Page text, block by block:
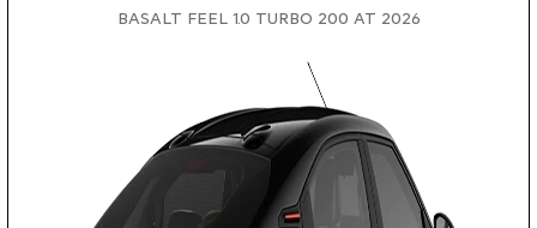
BASALT FEEL 1.0 TURBO 200 AT 2026